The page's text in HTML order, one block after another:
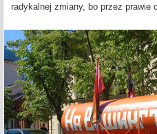
radykalnej zmiany, bo przez prawie